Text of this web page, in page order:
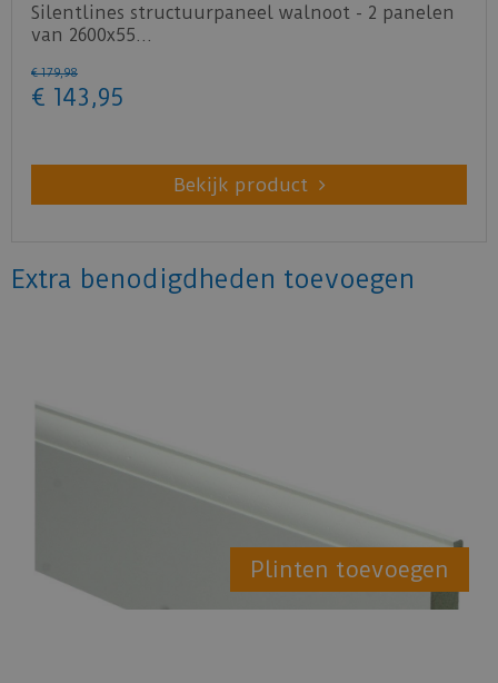
Silentlines structuurpaneel walnoot - 2 panelen
van 2600x55…
€ 179,98
€ 143 ,95
Bekijk product
Extra benodigdheden toevoegen
Plinten toevoegen